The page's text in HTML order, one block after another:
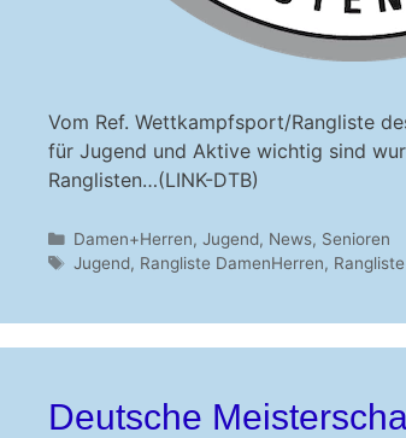
Vom Ref. Wettkampfsport/Rangliste
für Jugend und Aktive wichtig sind
Ranglisten…(LINK-DTB)
Kategorien
Damen+Herren,Jugend, News, Senioren
Schlagwörter
Jugend, Rangliste DamenHerren,
Deutsche